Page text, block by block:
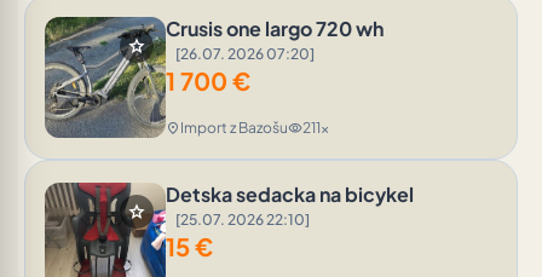
star
Crusis one largo 720 wh
[26.07. 2026 07:20]
1 700 €
location_on Import z Bazošuvisibility211x
star
Detska sedacka na bicykel
[25.07. 2026 22:10]
15€